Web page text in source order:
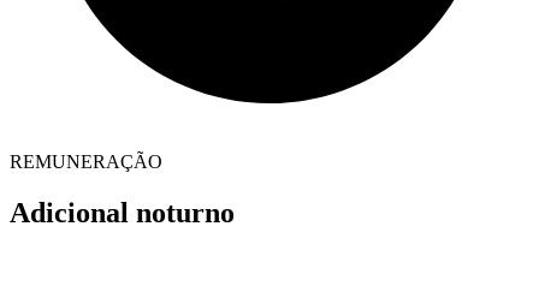
REMUNERAÇÃO
Adicional noturno